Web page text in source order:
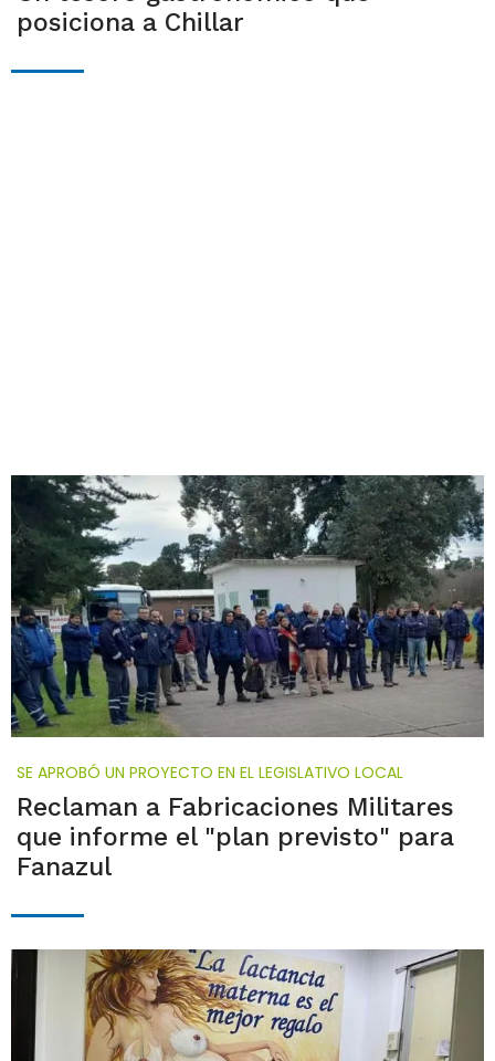
posiciona a Chillar
SE APROBÓ UN PROYECTO EN EL LEGISLATIVO LOCAL
Reclaman a Fabricaciones Militares
que informe el "plan previsto" para
Fanazul